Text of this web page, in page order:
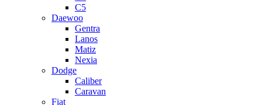
C5
Daewoo
Gentra
Lanos
Matiz
Nexia
Dodge
Caliber
Caravan
Fiat